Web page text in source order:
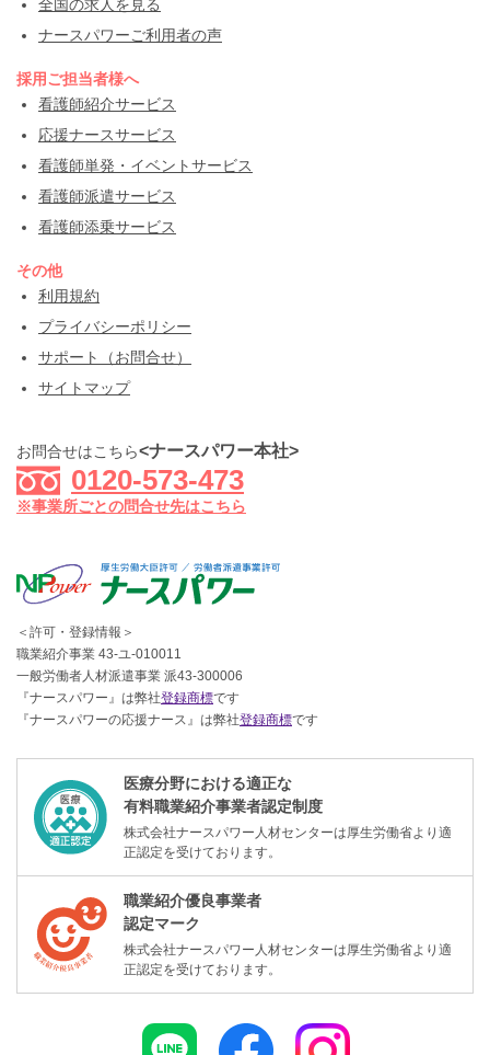
全国の求人を見る
ナースパワーご利用者の声
採用ご担当者様へ
看護師紹介サービス
応援ナースサービス
看護師単発・イベントサービス
看護師派遣サービス
看護師添乗サービス
その他
利用規約
プライバシーポリシー
サポート（お問合せ）
サイトマップ
お問合せはこちら<ナースパワー本社>
0120-573-473
※事業所ごとの問合せ先はこちら
＜許可・登録情報＞
職業紹介事業 43-ユ-010011
一般労働者人材派遣事業 派43-300006
『ナースパワー』は弊社登録商標です
『ナースパワーの応援ナース』は弊社登録商標です
医療分野における適正な
有料職業紹介事業者認定制度
株式会社ナースパワー人材センターは厚生労働省より適
正認定を受けております。
職業紹介優良事業者
認定マーク
株式会社ナースパワー人材センターは厚生労働省より適
正認定を受けております。